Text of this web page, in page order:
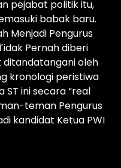
pejabat politik itu,
babak baru.
Menjadi Pengurus
Pernah diberi
ditandatangani oleh
kronologi peristiwa
ini secara “real
teman Pengurus
kandidat Ketua PWI